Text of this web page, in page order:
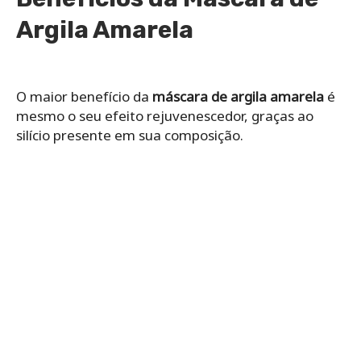
Argila Amarela
O maior benefício da máscara de argila amarela é
mesmo o seu efeito rejuvenescedor, graças ao
silício presente em sua composição.